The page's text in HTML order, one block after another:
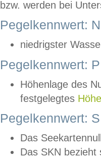
bzw. werden bei
Pegelkennwert:
niedrigster
Pegelkennwert:
Höhenlage des
festgelegtes
Pegelkennwert:
Das
Das SKN